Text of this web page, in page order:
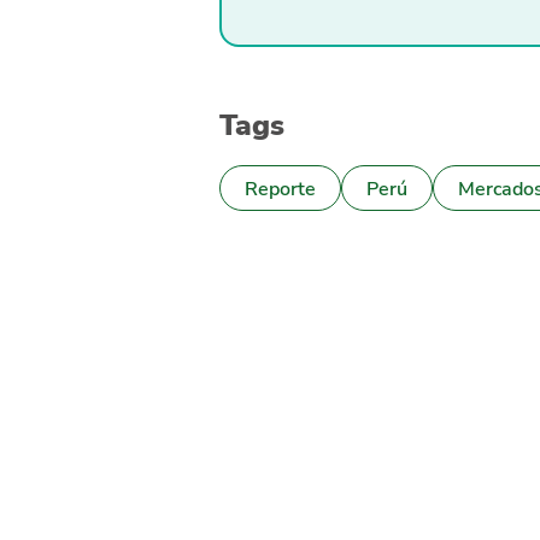
Tags
Reporte Perú